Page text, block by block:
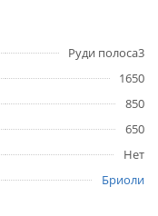
Руди полоса3
1650
850
650
Нет
Бриоли